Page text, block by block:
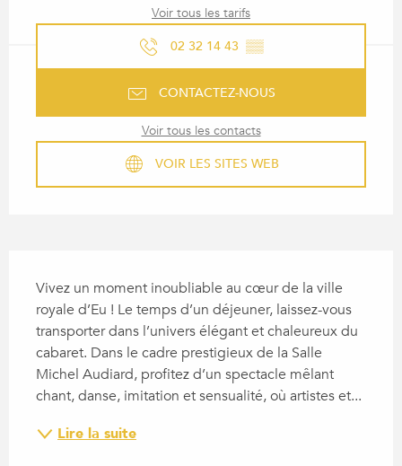
Voir tous les tarifs
02 32 14 43 ▒▒
CONTACTEZ-NOUS
Voir tous les contacts
VOIR LES SITES WEB
Vivez un moment inoubliable au cœur de la ville
royale d’Eu ! Le temps d’un déjeuner, laissez-vous
transporter dans l’univers élégant et chaleureux du
cabaret. Dans le cadre prestigieux de la Salle
Michel Audiard, profitez d’un spectacle mêlant
chant, danse, imitation et sensualité, où artistes et...
Lire la suite